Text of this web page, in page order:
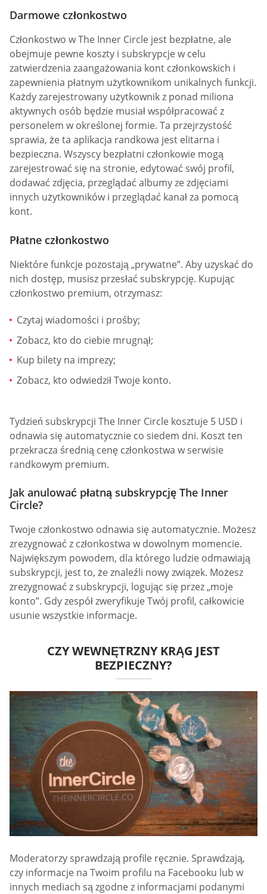
Darmowe członkostwo
Członkostwo w The Inner Circle jest bezpłatne, ale
obejmuje pewne koszty i subskrypcje w celu
zatwierdzenia zaangażowania kont członkowskich i
zapewnienia płatnym użytkownikom unikalnych funkcji.
Każdy zarejestrowany użytkownik z ponad miliona
aktywnych osób będzie musiał współpracować z
personelem w określonej formie. Ta przejrzystość
sprawia, że ta aplikacja randkowa jest elitarna i
bezpieczna. Wszyscy bezpłatni członkowie mogą
zarejestrować się na stronie, edytować swój profil,
dodawać zdjęcia, przeglądać albumy ze zdjęciami
innych użytkowników i przeglądać kanał za pomocą
kont.
Płatne członkostwo
Niektóre funkcje pozostają „prywatne”. Aby uzyskać do
nich dostęp, musisz przesłać subskrypcję. Kupując
członkostwo premium, otrzymasz:
Czytaj wiadomości i prośby;
Zobacz, kto do ciebie mrugnął;
Kup bilety na imprezy;
Zobacz, kto odwiedził Twoje konto.
Tydzień subskrypcji The Inner Circle kosztuje 5 USD i
odnawia się automatycznie co siedem dni. Koszt ten
przekracza średnią cenę członkostwa w serwisie
randkowym premium.
Jak anulować płatną subskrypcję The Inner
Circle?
Twoje członkostwo odnawia się automatycznie. Możesz
zrezygnować z członkostwa w dowolnym momencie.
Największym powodem, dla którego ludzie odmawiają
subskrypcji, jest to, że znaleźli nowy związek. Możesz
zrezygnować z subskrypcji, logując się przez „moje
konto”. Gdy zespół zweryfikuje Twój profil, całkowicie
usunie wszystkie informacje.
CZY WEWNĘTRZNY KRĄG JEST
BEZPIECZNY?
Moderatorzy sprawdzają profile ręcznie. Sprawdzają,
czy informacje na Twoim profilu na Facebooku lub w
innych mediach są zgodne z informacjami podanymi